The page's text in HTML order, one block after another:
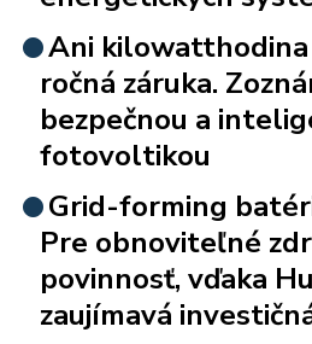
Ani kilowatthodina
ročná záruka.
bezpečnou a
fotovoltikou
Grid-forming
Pre obnoviteľné
povinnosť, vďaka
zaujímavá